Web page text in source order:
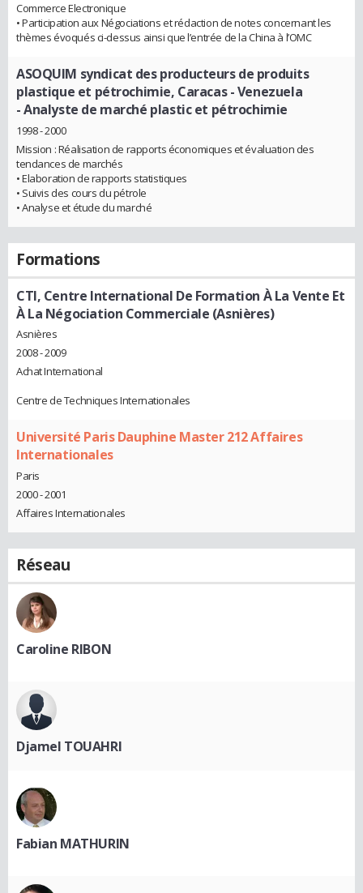
Commerce Electronique
• Participation aux Négociations et rédaction de notes concernant les
thèmes évoqués ci-dessus ainsi que l’entrée de la China à l’OMC
ASOQUIM syndicat des producteurs de produits
plastique et pétrochimie, Caracas - Venezuela
- Analyste de marché plastic et pétrochimie
1998 - 2000
Mission : Réalisation de rapports économiques et évaluation des
tendances de marchés
• Elaboration de rapports statistiques
• Suivis des cours du pétrole
• Analyse et étude du marché
Formations
CTI, Centre International De Formation À La Vente Et
À La Négociation Commerciale (Asnières)
Asnières
2008 - 2009
Achat International
Centre de Techniques Internationales
Université Paris Dauphine Master 212 Affaires
Internationales
Paris
2000 - 2001
Affaires Internationales
Réseau
Caroline RIBON
Djamel TOUAHRI
Fabian MATHURIN